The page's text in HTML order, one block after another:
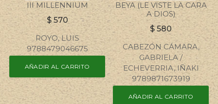
III MILLENNIUM
$570
ROYO, LUIS
9788479046675
AÑADIR AL CARRITO
BEYA (LE VISTE LA CARA
A DIOS)
$580
CABEZÓN CÁMARA,
GABRIELA /
ECHEVERRIA, IÑAKI
9789871673919
AÑADIR AL CARRITO